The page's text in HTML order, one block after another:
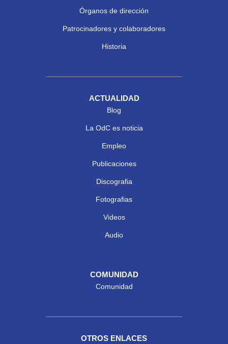
Órganos de dirección
Patrocinadores y colaboradores
Historia
ACTUALIDAD
Blog
La OdC es noticia
Empleo
Publicaciones
Discografia
Fotografias
Videos
Audio
COMUNIDAD
Comunidad
OTROS ENLACES